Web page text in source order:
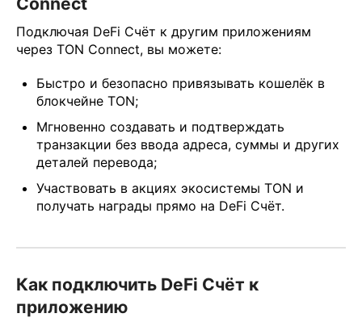
Подключая DeFi Счёт к другим приложениям
через TON Connect, вы можете:
Быстро и безопасно привязывать кошелёк в
блокчейне TON;
Мгновенно создавать и подтверждать
транзакции без ввода адреса, суммы и других
деталей перевода;
Участвовать в акциях экосистемы TON и
получать награды прямо на DeFi Счёт.
Как подключить DeFi Счёт к
приложению